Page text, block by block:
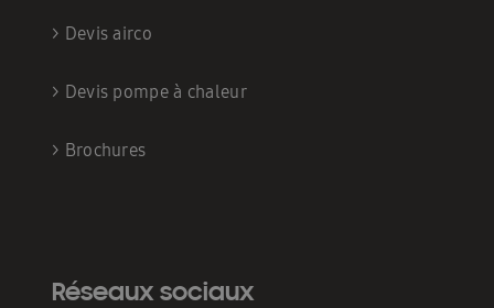
> Devis airco
> Devis pompe à chaleur
> Brochures
Réseaux sociaux